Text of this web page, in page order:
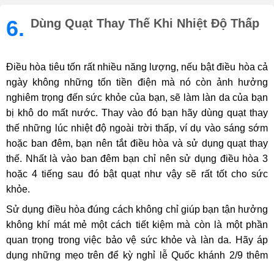
6. Dùng Quạt Thay Thế Khi Nhiệt Độ Thấp
Điều hòa tiêu tốn rất nhiều năng lượng, nếu bật điều hòa cả
ngày không những tốn tiền điện mà nó còn ảnh hưởng
nghiêm trọng đến sức khỏe của bạn, sẽ làm làn da của bạn
bị khô do mất nước. Thay vào đó bạn hãy dùng quạt thay
thế những lúc nhiệt độ ngoài trời thấp, ví dụ vào sáng sớm
hoặc ban đêm, bạn nên tắt điều hòa và sử dụng quạt thay
thế. Nhất là vào ban đêm bạn chỉ nên sử dụng điều hòa 3
hoặc 4 tiếng sau đó bật quạt như vậy sẽ rất tốt cho sức
khỏe.
Sử dụng điều hòa đúng cách không chỉ giúp bạn tận hưởng
không khí mát mẻ một cách tiết kiệm mà còn là một phần
quan trọng trong việc bảo vệ sức khỏe và làn da. Hãy áp
dụng những mẹo trên để kỳ nghỉ lễ Quốc khánh 2/9 thêm